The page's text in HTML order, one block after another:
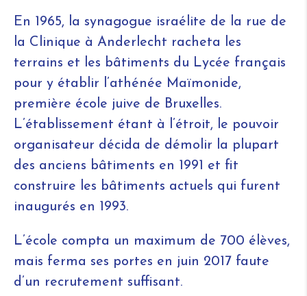
En 1965, la synagogue israélite de la rue de
la Clinique à Anderlecht racheta les
terrains et les bâtiments du Lycée français
pour y établir l’athénée Maïmonide,
première école juive de Bruxelles.
L’établissement étant à l’étroit, le pouvoir
organisateur décida de démolir la plupart
des anciens bâtiments en 1991 et fit
construire les bâtiments actuels qui furent
inaugurés en 1993.
L’école compta un maximum de 700 élèves,
mais ferma ses portes en juin 2017 faute
d’un recrutement suffisant.